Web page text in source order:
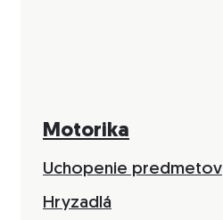
Motorika
Uchopenie predmetov
Hryzadlá